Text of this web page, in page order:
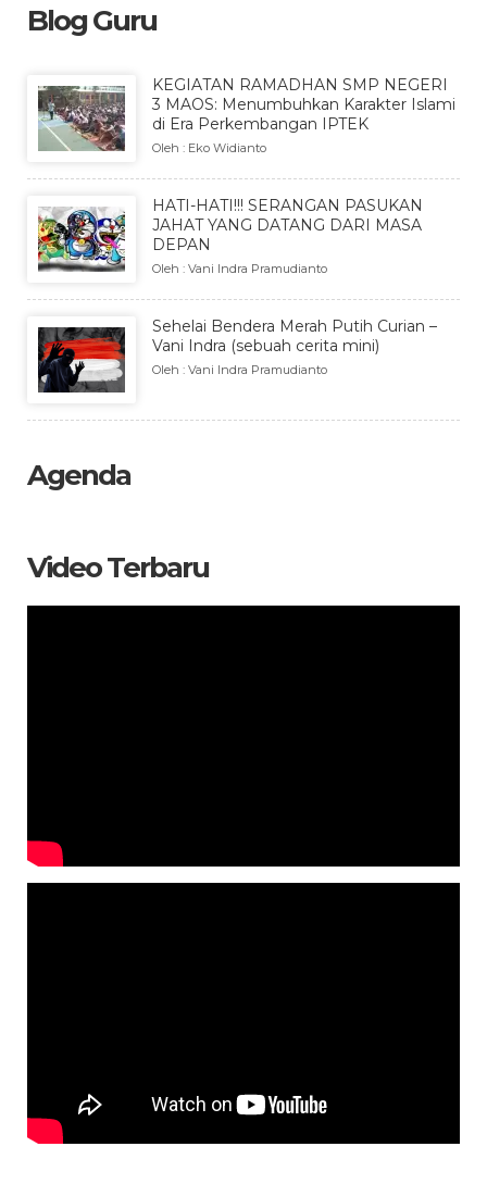
Blog Guru
KEGIATAN RAMADHAN SMP NEGERI
3 MAOS: Menumbuhkan Karakter Islami
di Era Perkembangan IPTEK
Oleh : Eko Widianto
HATI-HATI!!! SERANGAN PASUKAN
JAHAT YANG DATANG DARI MASA
DEPAN
Oleh : Vani Indra Pramudianto
Sehelai Bendera Merah Putih Curian –
Vani Indra (sebuah cerita mini)
Oleh : Vani Indra Pramudianto
Agenda
Video Terbaru